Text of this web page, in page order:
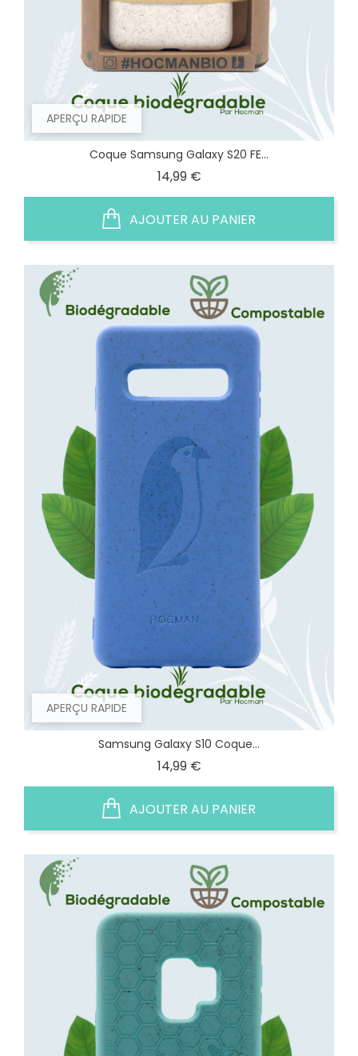
APERÇU RAPIDE
Coque Samsung Galaxy S20 FE...
14,99 €Prix
AJOUTER AU PANIER
APERÇU RAPIDE
Samsung Galaxy S10 Coque...
14,99 €Prix
AJOUTER AU PANIER